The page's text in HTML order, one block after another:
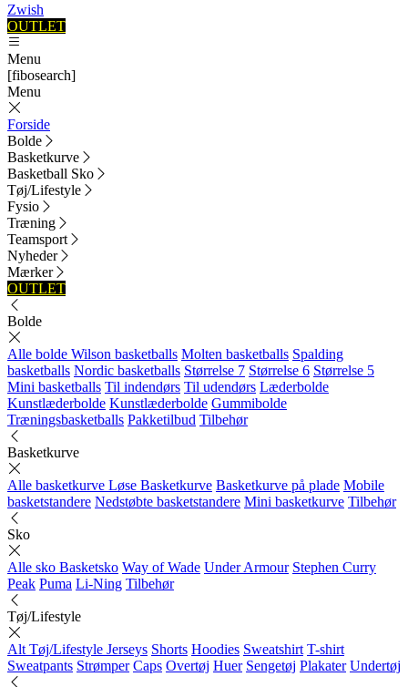
Zwish
OUTLET
Menu
[fibosearch]
Menu
Forside
Bolde
Basketkurve
Basketball Sko
Tøj/Lifestyle
Fysio
Træning
Teamsport
Nyheder
Mærker
OUTLET
Bolde
Alle bolde Wilson basketballs Molten basketballs Spalding
basketballs Nordic basketballs Størrelse 7 Størrelse 6 Størrelse 5
Mini basketballs Til indendørs Til udendørs Læderbolde
Kunstlæderbolde Kunstlæderbolde Gummibolde
Træningsbasketballs Pakketilbud Tilbehør
Basketkurve
Alle basketkurve Løse Basketkurve Basketkurve på plade Mobile
basketstandere Nedstøbte basketstandere Mini basketkurve Tilbehør
Sko
Alle sko Basketsko Way of Wade Under Armour Stephen Curry
Peak Puma Li-Ning Tilbehør
Tøj/Lifestyle
Alt Tøj/Lifestyle Jerseys Shorts Hoodies Sweatshirt T-shirt
Sweatpants Strømper Caps Overtøj Huer Sengetøj Plakater Undertøj